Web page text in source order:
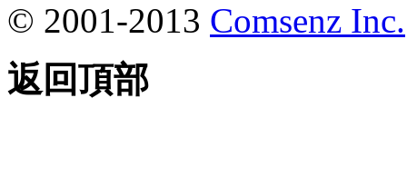
© 2001-2013 Comsenz Inc.
返回頂部